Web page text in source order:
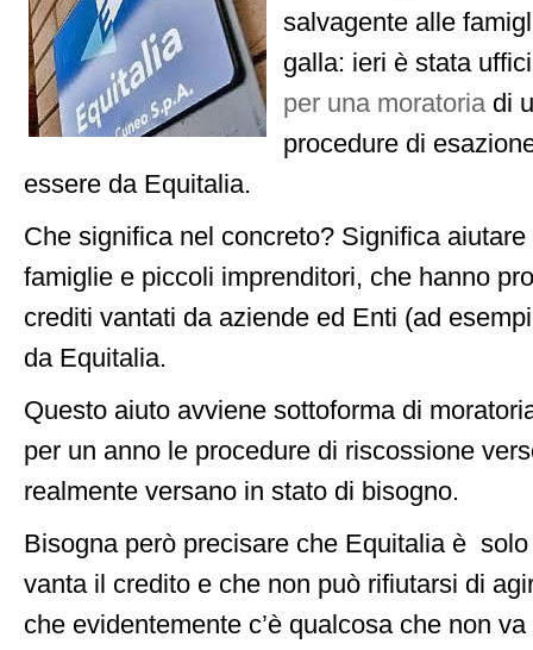
salvagente alle
galla: ieri è stata
per una moratoriadi
procedure di
essere da Equitalia.
Che significa nel concreto? Significa
famiglie e piccoli imprenditori, che hanno
crediti vantati da aziende ed Enti (ad
da Equitalia.
Questo aiuto avviene sottoforma di
per un anno le procedure di riscossione
realmente versano in stato di bisogno.
Bisogna però precisare che Equitalia è
vanta il credito e che non può rifiutarsi di
che evidentemente c’è qualcosa che non